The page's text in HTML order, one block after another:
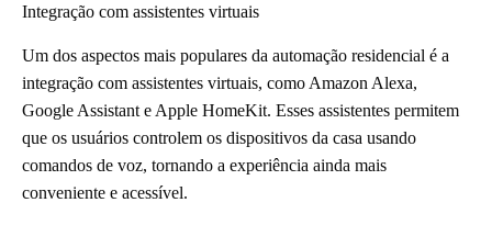
Integração com assistentes virtuais
Um dos aspectos mais populares da automação residencial é a
integração com assistentes virtuais, como Amazon Alexa,
Google Assistant e Apple HomeKit. Esses assistentes permitem
que os usuários controlem os dispositivos da casa usando
comandos de voz, tornando a experiência ainda mais
conveniente e acessível.